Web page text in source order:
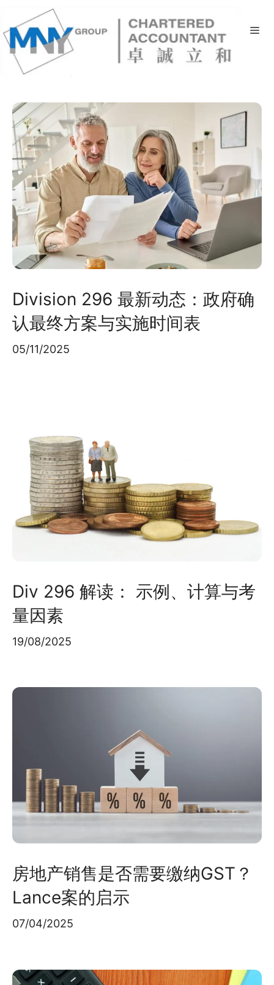
to
content
税务新闻
Division 296 最新动态：政府确
认最终方案与实施时间表
05/11/2025
Div 296 解读： 示例、计算与考
量因素
19/08/2025
房地产销售是否需要缴纳GST？
Lance案的启示
07/04/2025